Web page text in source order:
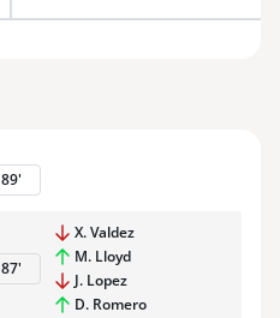
89'
87'
X. Valdez
M. Lloyd
J. Lopez
D. Romero